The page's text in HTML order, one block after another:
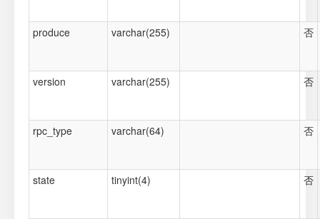
produce varchar(255) 否
version varchar(255) 否
rpc_type varchar(64) 否
state tinyint(4) 否